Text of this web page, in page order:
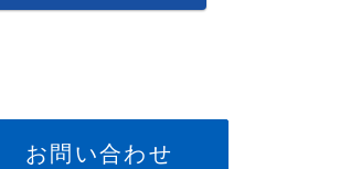
お問い合わせ